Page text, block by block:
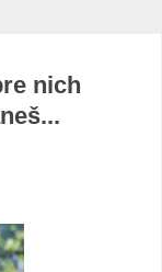
nich